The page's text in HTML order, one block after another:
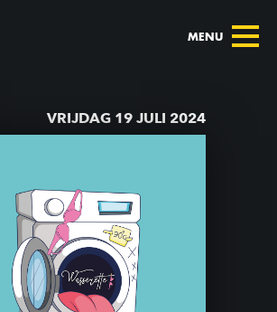
MENU
VRIJDAG 19 JULI 2024